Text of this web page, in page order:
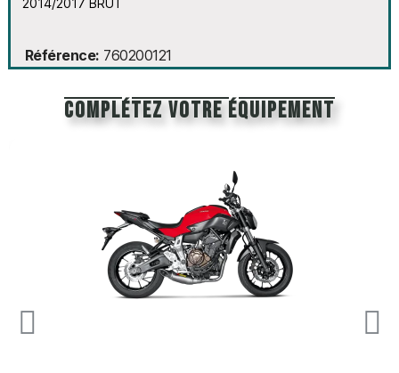
2014/2017 BRUT
Référence 760200121
Complétez votre équipement